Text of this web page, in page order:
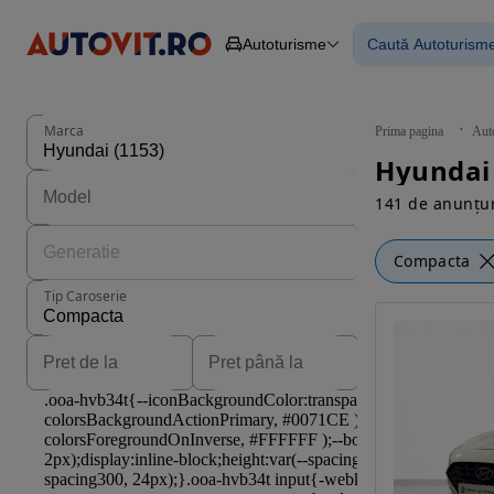
Autoturisme
Autoturisme
Mașini
Mașini cu
Caută
Prima pagina
141 de
Compacta
Marca
Tip Caroserie